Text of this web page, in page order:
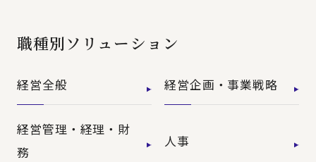
職種別ソリューション
経営全般 経営企画・事業戦略
経営管理・経理・財
務
人事